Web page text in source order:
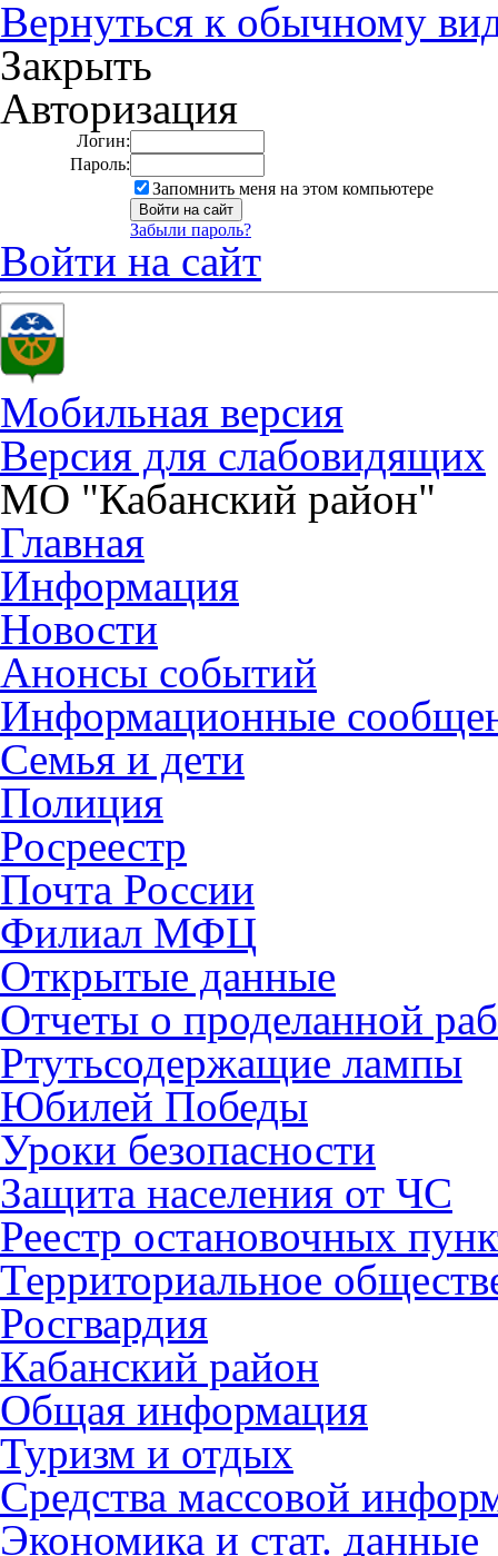
Вернуться к обычному
Закрыть
Авторизация
Логин:
Пароль:
Запомнить меня на этом компьютере
Забыли пароль?
Войти на сайт
Мобильная версия
Версия для слабовидящих
МО "Кабанский район"
Главная
Информация
Новости
Анонсы событий
Информационные
Семья и дети
Полиция
Росреестр
Почта России
Филиал МФЦ
Открытые данные
Отчеты о проделанной
Ртутьсодержащие лампы
Юбилей Победы
Уроки безопасности
Защита населения от ЧС
Реестр остановочных
Территориальное
Росгвардия
Кабанский район
Общая информация
Туризм и отдых
Средства массовой
Экономика и стат. данные